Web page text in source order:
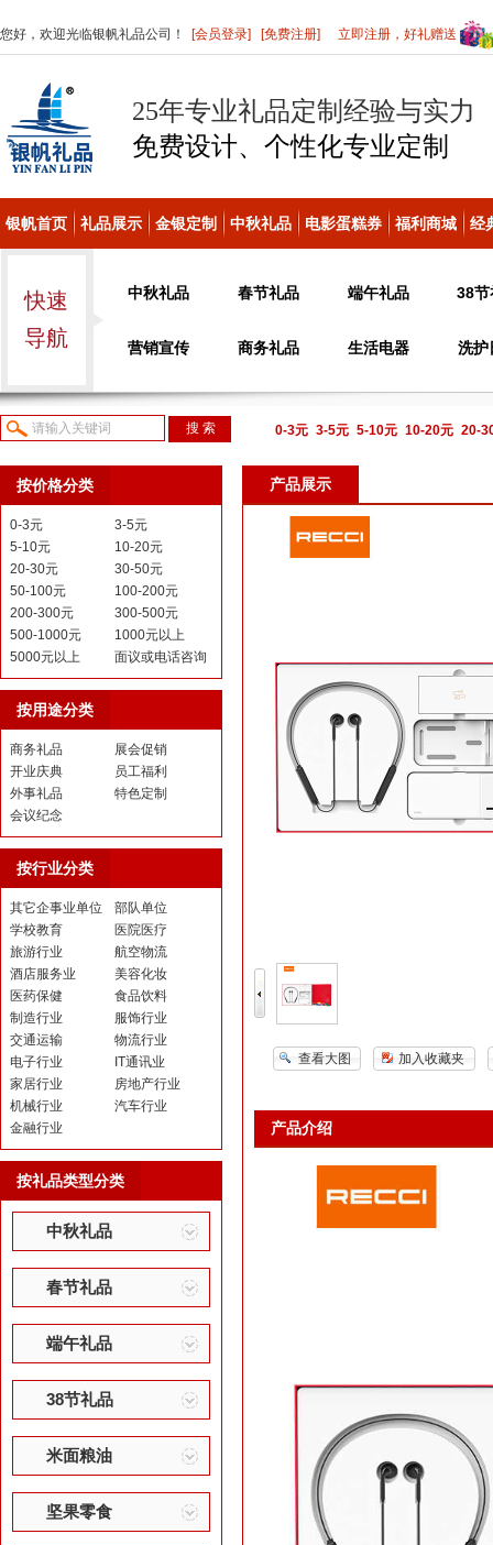
您好，欢迎光临银帆礼品公司！ [会员登录] [免费注册] 立即注册，好礼赠送
25年专业礼品定制经验与实力
免费设计、个性化专业定制
银帆首页 礼品展示 金银定制 中秋礼品 电影蛋糕券 福利商城 经
快速
导航
中秋礼品 春节礼品 端午礼品 38节
营销宣传 商务礼品 生活电器 洗护
0-3元 3-5元 5-10元 10-20元 20-
议或电话咨询
按价格分类
0-3元
3-5元
5-10元
10-20元
20-30元
30-50元
50-100元
100-200元
200-300元
300-500元
500-1000元
1000元以上
5000元以上
面议或电话咨询
按用途分类
商务礼品
展会促销
开业庆典
员工福利
外事礼品
特色定制
会议纪念
按行业分类
其它企事业单位
部队单位
学校教育
医院医疗
旅游行业
航空物流
酒店服务业
美容化妆
医药保健
食品饮料
制造行业
服饰行业
交通运输
物流行业
电子行业
IT通讯业
家居行业
房地产行业
机械行业
汽车行业
金融行业
按礼品类型分类
中秋礼品
春节礼品
端午礼品
38节礼品
米面粮油
坚果零食
产品展示
查看大图 加入收藏夹
产品介绍